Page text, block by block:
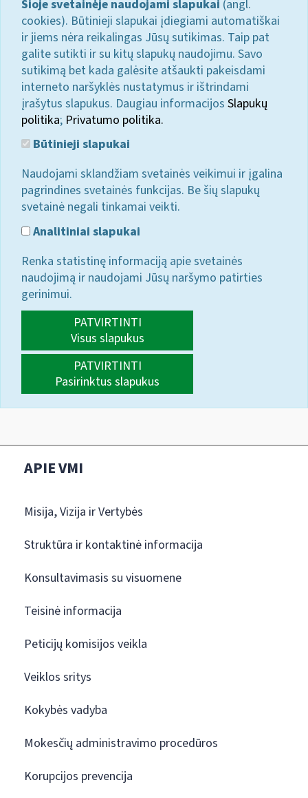
Šioje svetainėje naudojami slapukai (angl.
cookies). Būtinieji slapukai įdiegiami automatiškai
ir jiems nėra reikalingas Jūsų sutikimas. Taip pat
galite sutikti ir su kitų slapukų naudojimu. Savo
sutikimą bet kada galėsite atšaukti pakeisdami
interneto naršyklės nustatymus ir ištrindami
įrašytus slapukus. Daugiau informacijos Slapukų
politika; Privatumo politika.
Būtinieji slapukai
Naudojami sklandžiam svetainės veikimui ir įgalina
pagrindines svetainės funkcijas. Be šių slapukų
svetainė negali tinkamai veikti.
Analitiniai slapukai
Renka statistinę informaciją apie svetainės
naudojimą ir naudojami Jūsų naršymo patirties
gerinimui.
PATVIRTINTI
Visus slapukus
PATVIRTINTI
Pasirinktus slapukus
APIE VMI
Misija, Vizija ir Vertybės
Struktūra ir kontaktinė informacija
Konsultavimasis su visuomene
Teisinė informacija
Peticijų komisijos veikla
Veiklos sritys
Kokybės vadyba
Mokesčių administravimo procedūros
Korupcijos prevencija